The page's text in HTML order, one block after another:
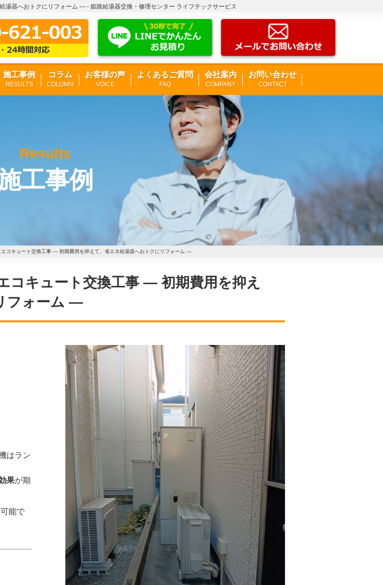
器へおトクにリフォーム ― - 姫路給湯器交換・修理センター ライフテックサービス
施工事例
RESULTS
コラム
COLUMN
お客様の声
VOICE
よくあるご質問
FAQ
会社案内
COMPANY
お問い合わせ
CONTACT
Results
工事例
エコキュート交換工事 ― 初期費用を抑えて、省エネ給湯器へおトクにリフォーム ―
コキュート交換工事 ― 初期費用を抑え
フォーム ―
はラン
果が期
能で